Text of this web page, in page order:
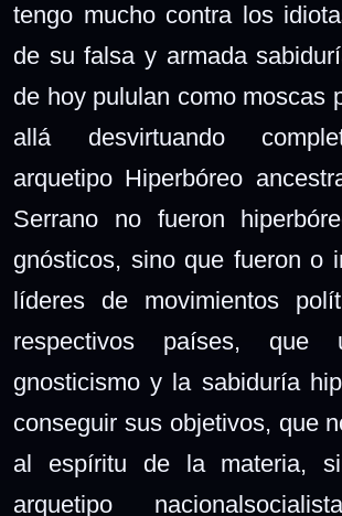
tengo mucho contra los
de su falsa y armada
de hoy pululan como moscas
allá desvirtuando
arquetipo Hiperbóreo
Serrano no fueron
gnósticos, sino que fueron o
líderes de movimientos
respectivos países, que
gnosticismo y la sabiduría
conseguir sus objetivos, que
al espíritu de la materia,
arquetipo